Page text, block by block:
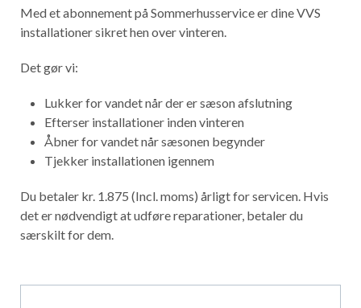
Med et abonnement på Sommerhusservice er dine VVS
installationer sikret hen over vinteren.
Det gør vi:
Lukker for vandet når der er sæson afslutning
Efterser installationer inden vinteren
Åbner for vandet når sæsonen begynder
Tjekker installationen igennem
Du betaler kr. 1.875 (Incl. moms) årligt for servicen. Hvis
det er nødvendigt at udføre reparationer, betaler du
særskilt for dem.